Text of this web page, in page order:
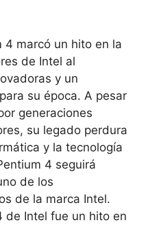
4 marcó un hito en la
de Intel al
y un
su época. A pesar
generaciones
su legado perdura
y la tecnología
4 seguirá
de los
de la marca Intel.
de Intel fue un hito en